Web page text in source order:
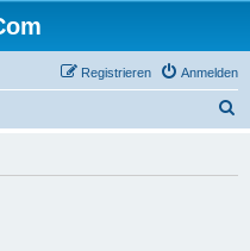
Anmelden
Registrieren